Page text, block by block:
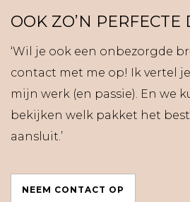
OOK ZO’N PERFECTE
‘Wil je ook een onbezorgde
contact met me op! Ik vertel
mijn werk (en passie). En we
bekijken welk pakket het
aansluit.’
NEEM CONTACT OP